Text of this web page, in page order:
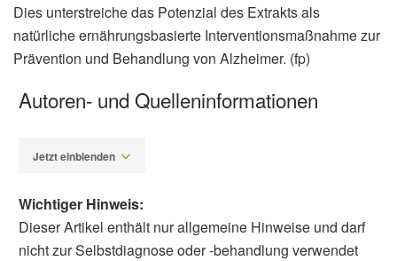
Dies unterstreiche das Potenzial des Extrakts als
natürliche ernährungsbasierte Interventionsmaßnahme zur
Prävention und Behandlung von Alzheimer. (fp)
Autoren- und Quelleninformationen
Jetzt einblenden
Wichtiger Hinweis:
Dieser Artikel enthält nur allgemeine Hinweise und darf
nicht zur Selbstdiagnose oder -behandlung verwendet